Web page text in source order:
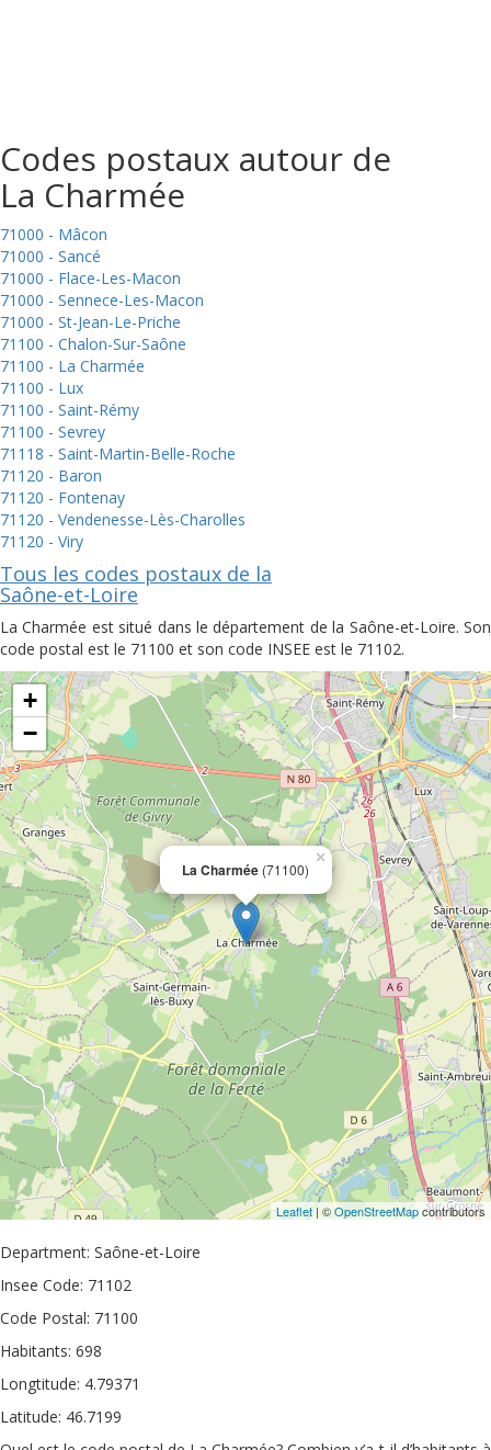
Codes postaux autour de
La Charmée
71000 - Mâcon
71000 - Sancé
71000 - Flace-Les-Macon
71000 - Sennece-Les-Macon
71000 - St-Jean-Le-Priche
71100 - Chalon-Sur-Saône
71100 - La Charmée
71100 - Lux
71100 - Saint-Rémy
71100 - Sevrey
71118 - Saint-Martin-Belle-Roche
71120 - Baron
71120 - Fontenay
71120 - Vendenesse-Lès-Charolles
71120 - Viry
Tous les codes postaux de la
Saône-et-Loire
La Charmée est situé dans le département de la Saône-et-Loire. Son
code postal est le 71100 et son code INSEE est le 71102.
La Charmée (71100)
×
+
−
Leaflet| ©OpenStreetMapcontributors
Department: Saône-et-Loire
Insee Code: 71102
Code Postal: 71100
Habitants: 698
Longtitude: 4.79371
Latitude: 46.7199